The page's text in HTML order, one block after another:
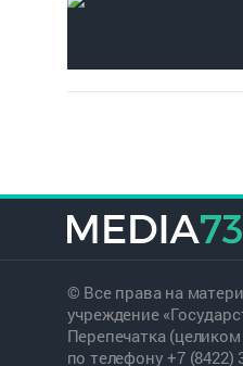
© Все права на
учреждение
Перепечатка
по телефону +7 (8422)